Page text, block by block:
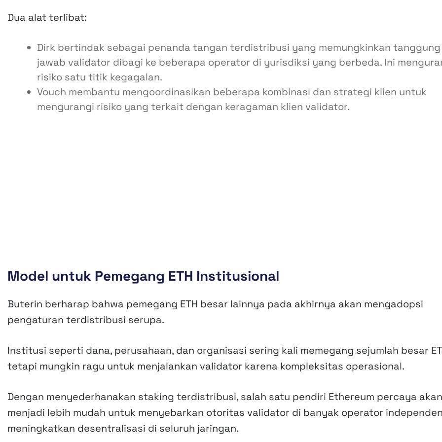
Dua alat terlibat:
Dirk bertindak sebagai penanda tangan terdistribusi yang memungkinkan tanggung
jawab validator dibagi ke beberapa operator di yurisdiksi yang berbeda. Ini
risiko satu titik kegagalan.
Vouch membantu mengoordinasikan beberapa kombinasi dan strategi klien untuk
mengurangi risiko yang terkait dengan keragaman klien validator.
Model untuk Pemegang ETH Institusional
Buterin berharap bahwa pemegang ETH besar lainnya pada akhirnya akan mengadopsi
pengaturan terdistribusi serupa.
Institusi seperti dana, perusahaan, dan organisasi sering kali memegang sejumlah besar
tetapi mungkin ragu untuk menjalankan validator karena kompleksitas operasional.
Dengan menyederhanakan staking terdistribusi, salah satu pendiri Ethereum percaya akan
menjadi lebih mudah untuk menyebarkan otoritas validator di banyak operator
meningkatkan desentralisasi di seluruh jaringan.